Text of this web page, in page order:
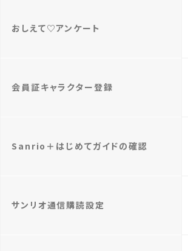
おしえて♡アンケート
会員証キャラクター登録
Sanrio＋はじめてガイドの確認
サンリオ通信購読設定